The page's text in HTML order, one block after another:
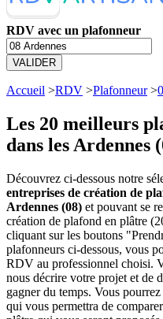
RDV avec un plafonneur
VALIDER
Accueil >RDV >Plafonneur>
Les 20 meilleurs
dans les Ardennes
Découvrez ci-dessous notre
entreprises de création de
Ardennes (08) et pouvant se
création de plafond en plâtre
cliquant sur les boutons
plafonneurs ci-dessous, vous
RDV au professionnel choisi.
nous décrire votre projet et de
gagner du temps. Vous
qui vous permettra de